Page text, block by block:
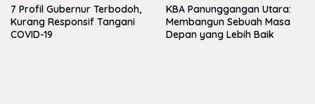
7 Profil Gubernur Terbodoh,
Kurang Responsif Tangani
COVID-19
KBA Panunggangan Utara:
Membangun Sebuah Masa
Depan yang Lebih Baik